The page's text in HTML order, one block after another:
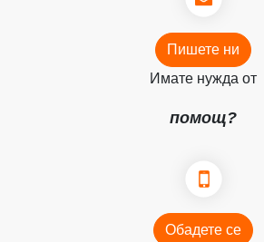
Пишете ни
Имате нужда от
помощ?
Обадете се